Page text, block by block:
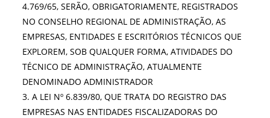
4.769/65, SERÃO, OBRIGATORIAMENTE, REGISTRADOS
NO CONSELHO REGIONAL DE ADMINISTRAÇÃO, AS
EMPRESAS, ENTIDADES E ESCRITÓRIOS TÉCNICOS QUE
EXPLOREM, SOB QUALQUER FORMA, ATIVIDADES DO
TÉCNICO DE ADMINISTRAÇÃO, ATUALMENTE
DENOMINADO ADMINISTRADOR
3. A LEI Nº 6.839/80, QUE TRATA DO REGISTRO DAS
EMPRESAS NAS ENTIDADES FISCALIZADORAS DO